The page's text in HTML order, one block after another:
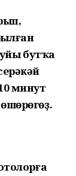
бутҡа
минут